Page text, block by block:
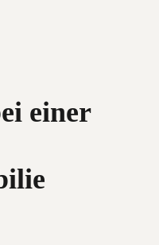
einer